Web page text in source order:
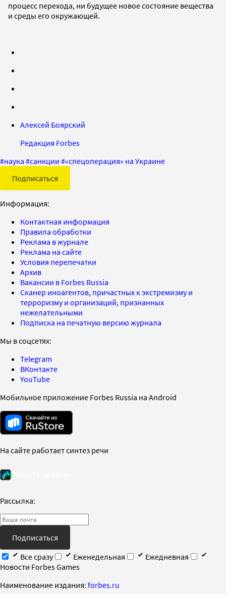
процесс перехода, ни будущее новое состояние вещества
и среды его окружающей.
Алексей Боярский
Редакция Forbes
#наука #санкции #«спецоперация» на Украине
Подписаться
Информация:
Контактная информация
Правила обработки
Реклама в журнале
Реклама на сайте
Условия перепечатки
Архив
Вакансии в Forbes Russia
Сканер иноагентов, причастных к экстремизму и
терроризму и организаций, признанных
нежелательными
Подписка на печатную версию журнала
Мы в соцсетях:
Telegram
ВКонтакте
YouTube
Мобильное приложение Forbes Russia на Android
На сайте работает синтез речи
Рассылка:
Подписаться
Все сразу
Еженедельная
Ежедневная
Новости Forbes Games
Наименование издания: forbes.ru